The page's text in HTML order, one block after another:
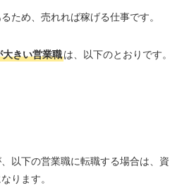
ため、売れれば稼げる仕事です。
きい営業職は、以下のとおりです。
以下の営業職に転職する場合は、資
ります。